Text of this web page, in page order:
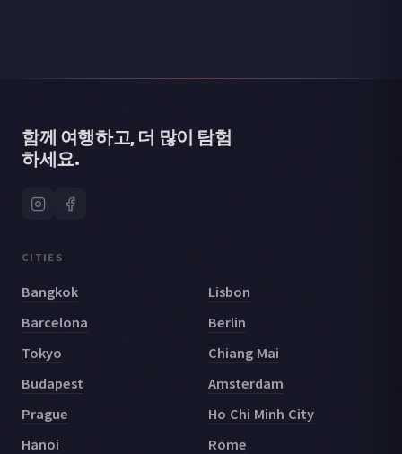
함께 여행하고, 더 많이 탐험
하세요.
CITIES
Bangkok
Lisbon
Barcelona
Berlin
Tokyo
Chiang Mai
Budapest
Amsterdam
Prague
Ho Chi Minh City
Hanoi
Rome